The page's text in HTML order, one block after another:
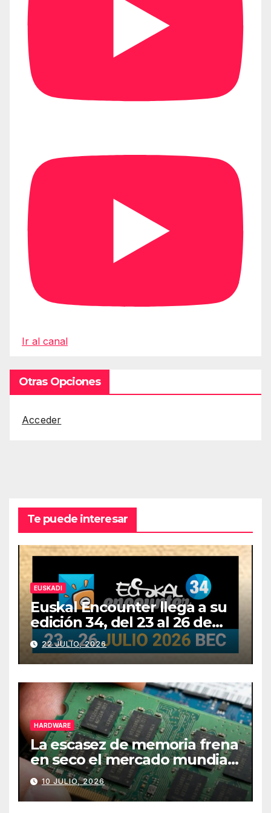
Ir al canal
Otras Opciones
Acceder
Te puede interesar
EUSKADI
Euskal Encounter llega a su
edición 34, del 23 al 26 de
julio
22 JULIO, 2026
HARDWARE
La escasez de memoria frena
en seco el mercado mundial
de PCs
10 JULIO, 2026